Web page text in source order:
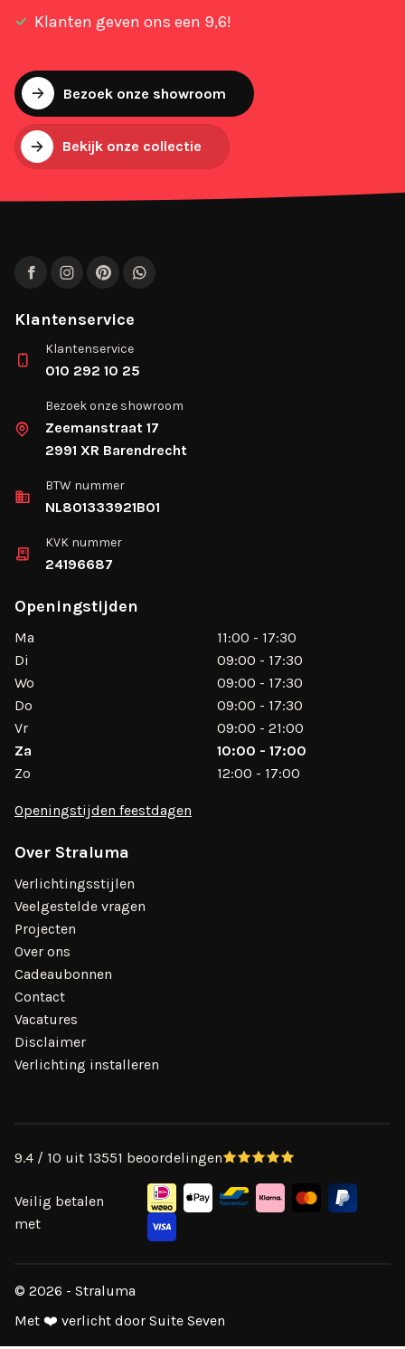
Klanten geven ons een 9,6!
Bezoek onze showroom
Bekijk onze collectie
FacebookInstagram
PinterestWhatsApp
Klantenservice
Klantenservice
010 292 10 25
Bezoek onze showroom
Zeemanstraat 17
2991 XR Barendrecht
BTW nummer
NL801333921B01
KVK nummer
24196687
Openingstijden
Ma
11:00 - 17:30
Di
09:00 - 17:30
Wo
09:00 - 17:30
Do
09:00 - 17:30
Vr
09:00 - 21:00
Za
10:00 - 17:00
Zo
12:00 - 17:00
Openingstijden feestdagen
Over Straluma
Verlichtingsstijlen
Veelgestelde vragen
Projecten
Over ons
Cadeaubonnen
Contact
Vacatures
Disclaimer
Verlichting installeren
9.4 / 10 uit 13551 beoordelingen
Veilig betalen
met
© 2026 - Straluma
Met ❤️ verlicht door Suite Seven